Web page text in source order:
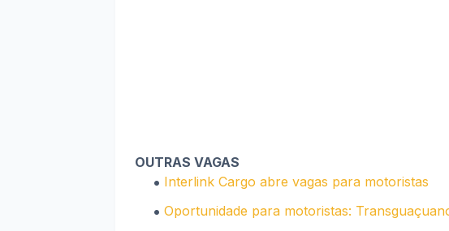
OUTRAS VAGAS
Interlink Cargo abre vagas para motoristas
Oportunidade para motoristas: